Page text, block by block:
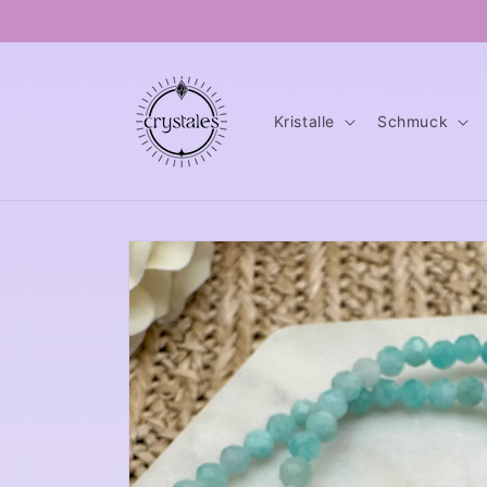
Inhalt
Kristalle Schmuck
Produktinformationen
springen